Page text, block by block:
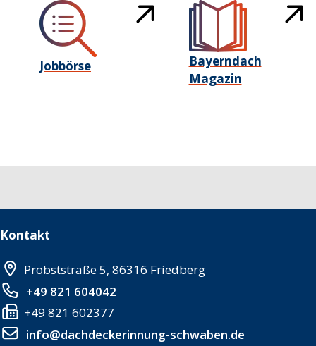
Jobbörse
Bayerndach
Magazin
Kontakt
Probststraße 5, 86316 Friedberg
+49 821 604042
+49 821 602377
info@dachdeckerinnung-schwaben.de